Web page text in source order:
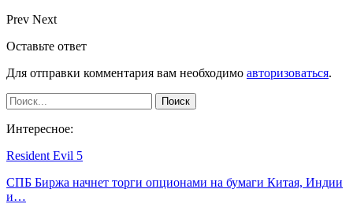
Prev Next
Оставьте ответ
Для отправки комментария вам необходимо авторизоваться.
Интересное:
Resident Evil 5
СПБ Биржа начнет торги опционами на бумаги Китая, Индии
и…